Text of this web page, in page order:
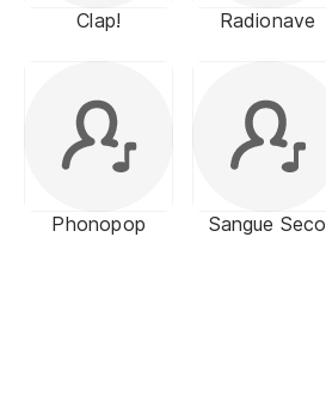
Clap! Radionave
Phonopop Sangue Seco